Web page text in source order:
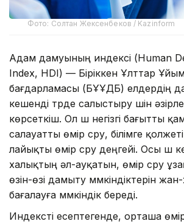
Фото: Солтан Жексенбеков / Kazinform
Адам дамуының индексі (Human
Index, HDI) — Біріккен Ұлттар
бағдарламасы (БҰҰДБ) елдердің
кешенді түрде салыстыру үшін
көрсеткіш. Ол үш негізгі бағытты
салауатты өмір сүру, білімге
лайықты өмір сүру деңгейі. Осы үш
халықтың әл-ауқатын, өмір сүру
өзін-өзі дамыту мүмкіндіктерін
бағалауға мүмкіндік береді.
Индексті есептегенде, орташа